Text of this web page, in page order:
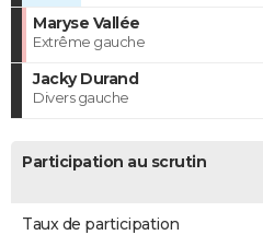
Maryse Vallée
Extrême gauche
Jacky Durand
Divers gauche
Participation au scrutin
Taux de participation